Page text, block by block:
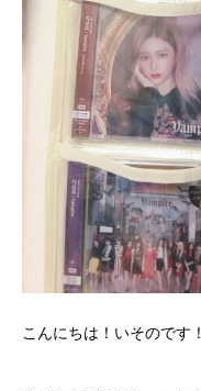
こんにちは！いそのです！